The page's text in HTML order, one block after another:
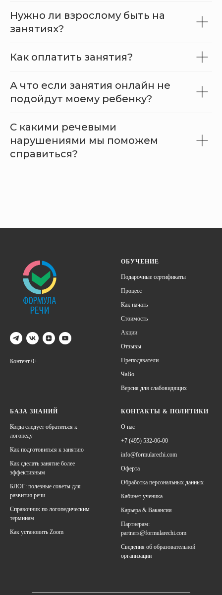
Нужно ли взрослому быть на
занятиях?
Как оплатить занятия?
А что если занятия онлайн не
подойдут моему ребенку?
С какими речевыми
нарушениями мы поможем
справиться?
Контент 0+
ОБУЧЕНИЕ
Подарочные сертификаты
Процесс
Как начать
Стоимость
Акции
Отзывы
Преподаватели
ЧаВо
Версия для слабовидящих
БАЗА ЗНАНИЙ
Когда следует обратиться к
логопеду
Как подготовиться к занятию
Как сделать занятие более
эффективным
БЛОГ: полезные советы для
развития речи
Справочник по логопедическим
терминам
Как установить Zoom
КОНТАКТЫ & ПОЛИТИКИ
О наc
+7 (495) 532-06-00
info@formularechi.com
Оферта
Обработка персональных данных
Кабинет ученика
Карьера & Вакансии
Партнерам:
partners@formularechi.com
Сведения об образовательной
организации